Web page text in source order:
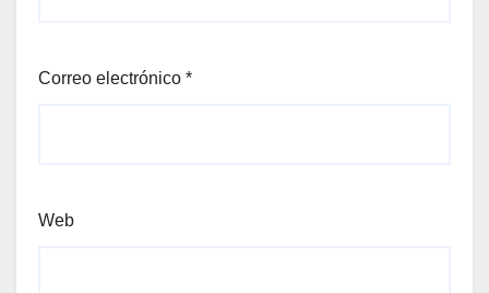
Correo electrónico *
Web